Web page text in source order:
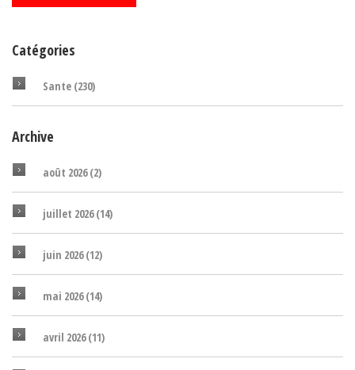
Catégories
Sante (230)
Archive
août 2026(2)
juillet 2026(14)
juin 2026(12)
mai 2026(14)
avril 2026(11)